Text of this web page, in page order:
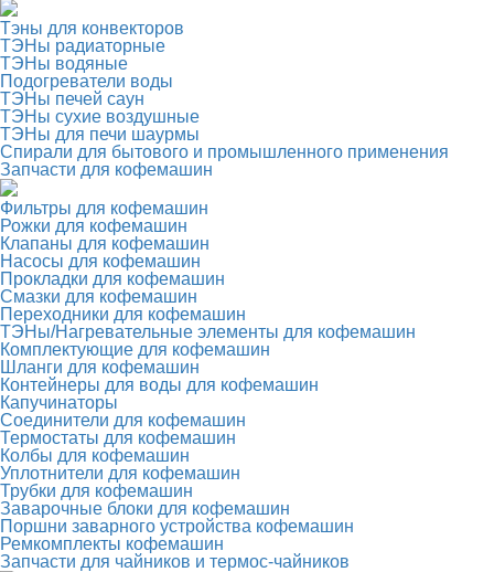
Тэны для конвекторов
ТЭНы радиаторные
ТЭНы водяные
Подогреватели воды
ТЭНы печей саун
ТЭНы сухие воздушные
ТЭНы для печи шаурмы
Спирали для бытового и промышленного применения
Запчасти для кофемашин
Фильтры для кофемашин
Рожки для кофемашин
Клапаны для кофемашин
Насосы для кофемашин
Прокладки для кофемашин
Смазки для кофемашин
Переходники для кофемашин
ТЭНы/Нагревательные элементы для кофемашин
Комплектующие для кофемашин
Шланги для кофемашин
Контейнеры для воды для кофемашин
Капучинаторы
Соединители для кофемашин
Термостаты для кофемашин
Колбы для кофемашин
Уплотнители для кофемашин
Трубки для кофемашин
Заварочные блоки для кофемашин
Поршни заварного устройства кофемашин
Ремкомплекты кофемашин
Запчасти для чайников и термос-чайников